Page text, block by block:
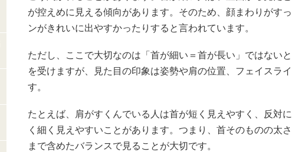
が控えめに見える傾向があります。そのため、顔まわりがす
ンがきれいに出やすかったりすると言われています。
ただし、ここで大切なのは「首が細い＝首が長い」ではない
を受けますが、見た目の印象は姿勢や肩の位置、フェイスラ
す。
たとえば、肩がすくんでいる人は首が短く見えやすく、反対
く細く見えやすいことがあります。つまり、首そのものの太
まで含めたバランスで見ることが大切です。